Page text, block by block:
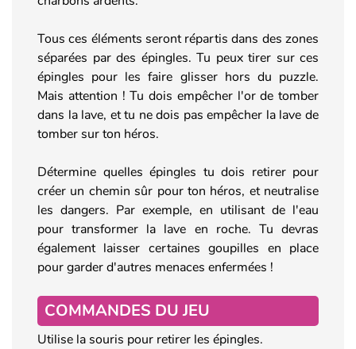
Tous ces éléments seront répartis dans des zones
séparées par des épingles. Tu peux tirer sur ces
épingles pour les faire glisser hors du puzzle.
Mais attention ! Tu dois empêcher l'or de tomber
dans la lave, et tu ne dois pas empêcher la lave de
tomber sur ton héros.
Détermine quelles épingles tu dois retirer pour
créer un chemin sûr pour ton héros, et neutralise
les dangers. Par exemple, en utilisant de l'eau
pour transformer la lave en roche. Tu devras
également laisser certaines goupilles en place
pour garder d'autres menaces enfermées !
COMMANDES DU JEU
Utilise la souris pour retirer les épingles.